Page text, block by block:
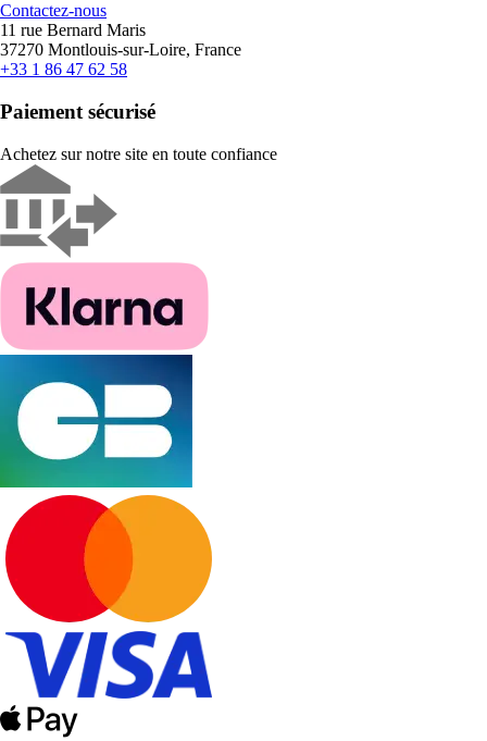
Contactez-nous
11 rue Bernard Maris
37270 Montlouis-sur-Loire, France
+33 1 86 47 62 58
Paiement sécurisé
Achetez sur notre site en toute confiance